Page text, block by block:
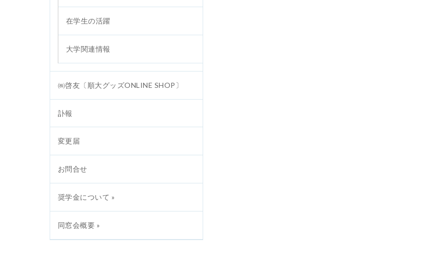
在学生の活躍
大学関連情報
㈱啓友〔順大グッズONLINE SHOP〕
訃報
変更届
お問合せ
奨学金について »
同窓会概要 »